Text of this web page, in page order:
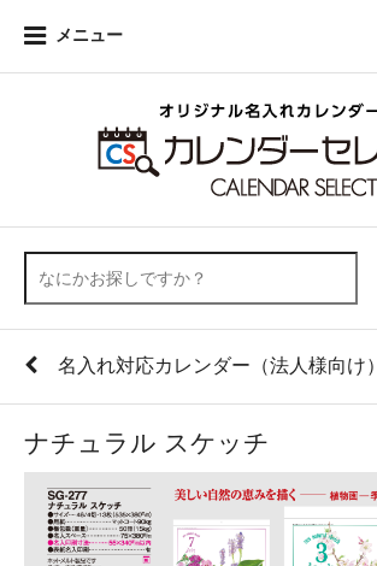
メニュー
名入れ対応カレンダー（法人様向け）
ナチュラル スケッチ